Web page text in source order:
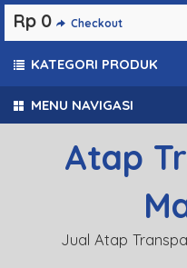
MENU NAVIGASI
Atap
Jual Atap
Rp 0 Checkout
KATEGORI PRODUK